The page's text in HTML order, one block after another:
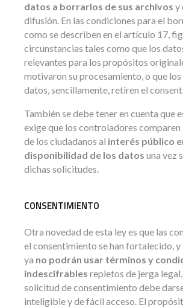
datos a borrarlos de sus archivos y
difusión. En las condiciones para el
como se describen en el artículo 17,
circunstancias tales como que los
relevantes para los propósitos
motivaron su procesamiento, o que los
datos, sencillamente, retiren el
También se debe tener en cuenta que
exige que los controladores comparen
de los ciudadanos al interés público
disponibilidad de los datos una vez
dichas solicitudes.
CONSENTIMIENTO
Otra novedad de esta ley es que las
el consentimiento se han fortalecido, y
ya no podrán usar términos y
indescifrables repletos de jerga legal,
solicitud de consentimiento debe
inteligible y de fácil acceso. El